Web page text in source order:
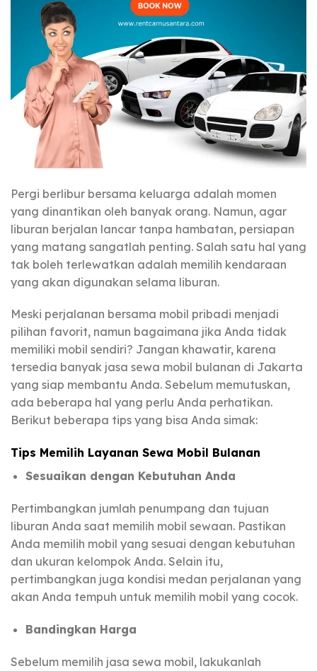
Pergi berlibur bersama keluarga adalah momen
yang dinantikan oleh banyak orang. Namun, agar
liburan berjalan lancar tanpa hambatan, persiapan
yang matang sangatlah penting. Salah satu hal yang
tak boleh terlewatkan adalah memilih kendaraan
yang akan digunakan selama liburan.
Meski perjalanan bersama mobil pribadi menjadi
pilihan favorit, namun bagaimana jika Anda tidak
memiliki mobil sendiri? Jangan khawatir, karena
tersedia banyak jasa sewa mobil bulanan di Jakarta
yang siap membantu Anda. Sebelum memutuskan,
ada beberapa hal yang perlu Anda perhatikan.
Berikut beberapa tips yang bisa Anda simak:
Tips Memilih Layanan Sewa Mobil Bulanan
Sesuaikan dengan Kebutuhan Anda
Pertimbangkan jumlah penumpang dan tujuan
liburan Anda saat memilih mobil sewaan. Pastikan
Anda memilih mobil yang sesuai dengan kebutuhan
dan ukuran kelompok Anda. Selain itu,
pertimbangkan juga kondisi medan perjalanan yang
akan Anda tempuh untuk memilih mobil yang cocok.
Bandingkan Harga
Sebelum memilih jasa sewa mobil, lakukanlah